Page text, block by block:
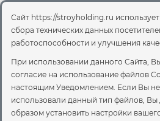
материалов.
Простота ухода:
гидрофобизаторами,
поддерживать в хорошем
Основит Сейфскин
Основит Сейфскин SSl15
объемах: 0,75 л и 5 л. Это
Москва, ул. Вятская, 49с1
© 2026 Стройхолдинг | г. Москва
Договор оферта-Политика
Согласие на обработку
Согласие на обработку файлов сookie
Вы можете отозвать своё согласие,
sales@stroyholding.ru
Сайт https://stroyholding.ru
сбора технических данных
работоспособности и улучшения
При использовании данного Сайта,
согласие на использование файлов
настоящим Уведомлением. Если Вы
использовали данный тип файлов,
образом установить настройки